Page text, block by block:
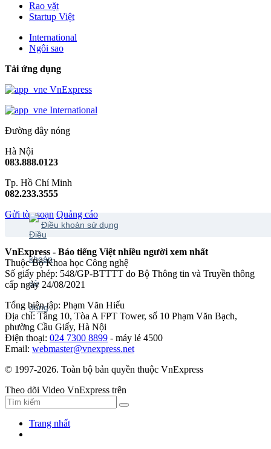
Rao vặt
Startup Việt
International
Ngôi sao
Tải ứng dụng
VnExpress
International
Đường dây nóng
Hà Nội
083.888.0123
Tp. Hồ Chí Minh
082.233.3555
Gửi tòa soạn Quảng cáo
Điều khoản sử dụng
VnExpress - Báo tiếng Việt nhiều người xem nhất
Thuộc Bộ Khoa học Công nghệ
Số giấy phép: 548/GP-BTTTT do Bộ Thông tin và Truyền thông
cấp ngày 24/08/2021
Tổng biên tập: Phạm Văn Hiếu
Địa chỉ: Tầng 10, Tòa A FPT Tower, số 10 Phạm Văn Bạch,
phường Cầu Giấy, Hà Nội
Điện thoại: 024 7300 8899 - máy lẻ 4500
Email: webmaster@vnexpress.net
© 1997-2026. Toàn bộ bản quyền thuộc VnExpress
Theo dõi Video VnExpress trên
Trang nhất